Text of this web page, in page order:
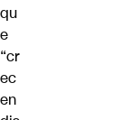
qu
e
“cr
ec
en